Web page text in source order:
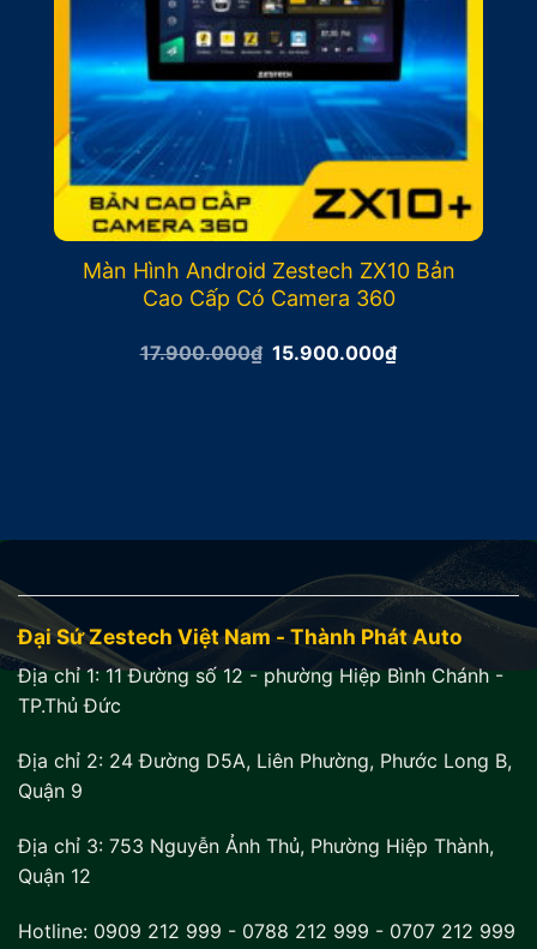
Màn Hình Android Zestech ZX10 Bản
Cao Cấp Có Camera 360
17.900.000₫ Giá
15.900.000₫Giá
Đại Sứ Zestech Việt Nam - Thành Phát Auto
Địa chỉ 1: 11 Đường số 12 - phường Hiệp Bình Chánh -
TP.Thủ Đức
Địa chỉ 2: 24 Đường D5A, Liên Phường, Phước Long B,
Quận 9
Địa chỉ 3: 753 Nguyễn Ảnh Thủ, Phường Hiệp Thành,
Quận 12
Hotline: 0909 212 999 - 0788 212 999 - 0707 212 999